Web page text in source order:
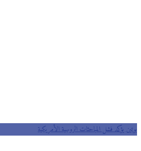
بوتين يؤكد فشل المباحثات الروسية اﻷمريكية